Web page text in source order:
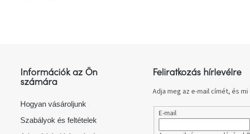
Információk az Ön
számára
Hogyan vásároljunk
Szabályok és feltételek
Feliratkozás hírlevélre
Adja meg az e-mail címét, és
E-mail